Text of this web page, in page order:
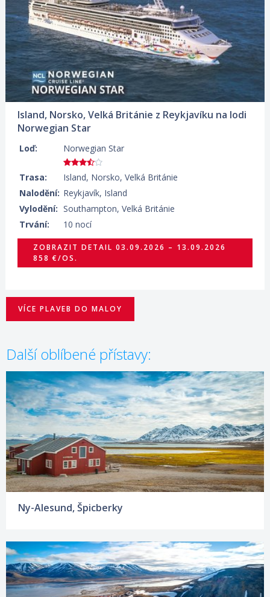
Island, Norsko, Velká Británie z Reykjavíku na lodi
Norwegian Star
Loď: Norwegian Star
Trasa:
Island, Norsko, Velká Británie
Nalodění: Reykjavík, Island
Vylodění: Southampton, Velká Británie
Trvání:
10 nocí
ZOBRAZIT DETAIL 03.09.2026 – 13.09.2026
858 €/OS.
VÍCE PLAVEB DO MALOY
Další oblíbené přístavy:
Ny-Alesund, Špicberky